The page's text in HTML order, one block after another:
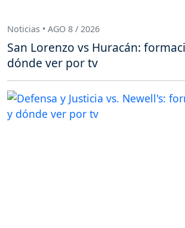
Noticias • AGO 8 / 2026
San Lorenzo vs Huracán:
dónde ver por tv